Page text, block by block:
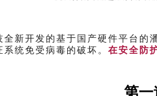
新开发的基于国产硬件平台
统免受病毒的破坏。 在安全防
第一